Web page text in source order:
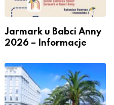
Jarmark u Babci Anny
2026 – Informacje